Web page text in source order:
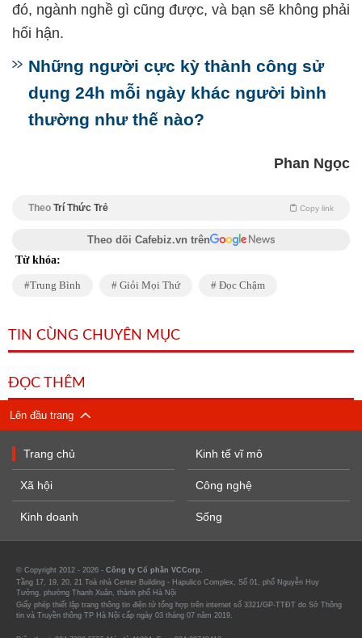
đó, ngành nghề gì cũng được, và bạn sẽ không phải
hối hận.
Những người cực kỳ thành công sử
dụng 24h mỗi ngày khác người bình
thường như thế nào?
Phan Ngọc
Theo Trí Thức Trẻ Copy link
Theo dõi Cafebiz.vn trên
Từ khóa:
Trung Bình Giỏi Mọi Thứ Đọc Chậm
TIN CÙNG CHUYÊN MỤC
ĐỌC THÊM
Lên đầu trang
Trang chủ
Xã hội
Kinh doanh
Kinh tế vĩ mô
Công nghệ
Sống
© Copyright 2012 - 2026 - Công ty Cổ phần VCCorp.
Tầng 17, 19, 20, 21 Toà nhà Center Building - Hapulico Complex, Số 01, phố Nguyễn Huy
Tưởng, phường Thanh Xuân, thành phố Hà Nội
Giấy phép thiết lập trang thông tin điện tử tổng hợp trên internet số 3321/GP-TTĐT do Sở Thông
tin và Truyền thông TP Hà Nội cấp ngày 03 tháng 07 năm 2019.